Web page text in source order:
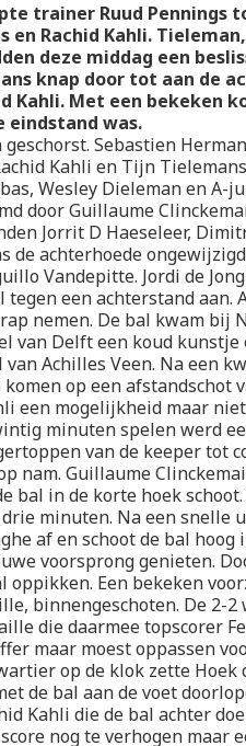
trainer Ruud Pennings
en Rachid Kahli.
deze middag een
knap door tot aan de
Kahli. Met een bekeken
eindstand was.
Sebastien
Kahli en Tijn
Wesley Dieleman en A-
door Guillaume
Jorrit D Haeseleer,
de achterhoede
Vandepitte. Jordi de
een achterstand aan.
nemen. De bal kwam bij
van Delft een koud kunstje
Achilles Veen. Na een
op een afstandschot
een mogelijkheid maar
minuten spelen werd
van de keeper tot
nam. Guillaume
bal in de korte hoek
minuten. Na een snelle
af en schoot de bal hoog
voorsprong genieten.
oppikken. Een bekeken
binnengeschoten. De 2-2
die daarmee topscorer
maar moest oppassen
op de klok zette Hoek
de bal aan de voet
Kahli die de bal achter
nog te verhogen maar